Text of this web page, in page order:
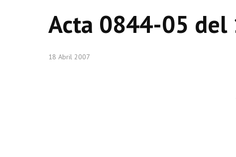
Acta 0844-05
18 Abril 2007